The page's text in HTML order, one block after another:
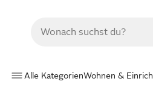
Alle KategorienWohnen &